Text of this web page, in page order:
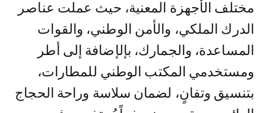
مختلف الأجهزة المعنية، حيث عملت عناصر
الدرك الملكي، والأمن الوطني، والقوات
المساعدة، والجمارك، بإلإضافة إلى أطر
ومستخدمي المكتب الوطني للمطارات،
بتنسيق وتفانٍ، لضمان سلاسة وراحة الحجاج